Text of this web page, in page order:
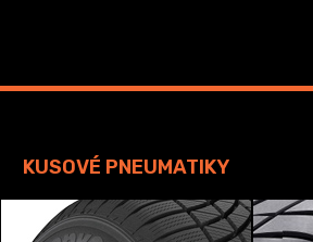
KUSOVÉ PNEUMATIKY